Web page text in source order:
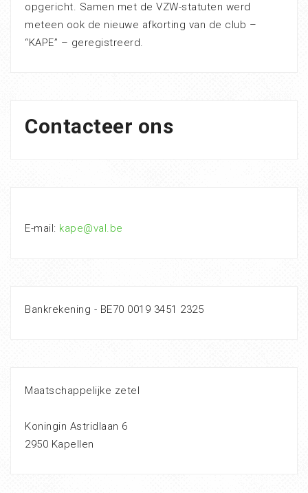
opgericht. Samen met de VZW-statuten werd
meteen ook de nieuwe afkorting van de club –
“KAPE” – geregistreerd.
Contacteer ons
E-mail: kape@val.be
Bankrekening - BE70 0019 3451 2325
Maatschappelijke zetel
Koningin Astridlaan 6
2950 Kapellen